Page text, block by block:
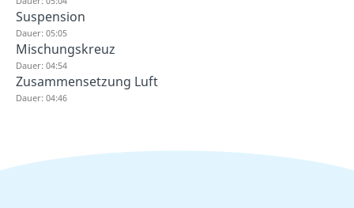
Suspension
Dauer: 05:05
Mischungskreuz
Dauer: 04:54
Zusammensetzung Luft
Dauer: 04:46